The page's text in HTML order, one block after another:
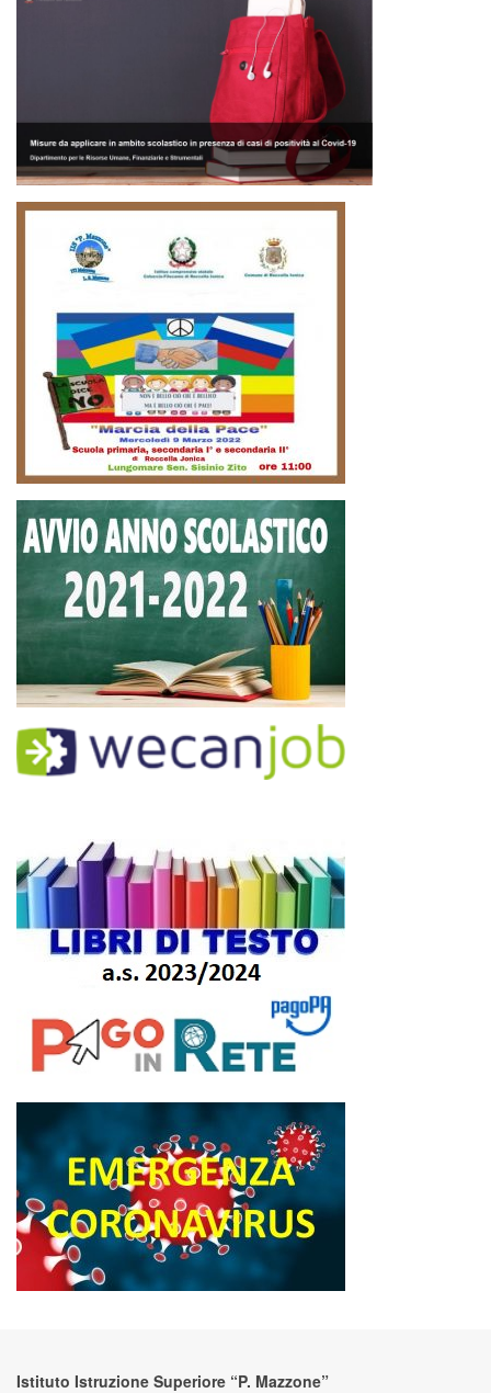
Istituto Istruzione Superiore “P. Mazzone”